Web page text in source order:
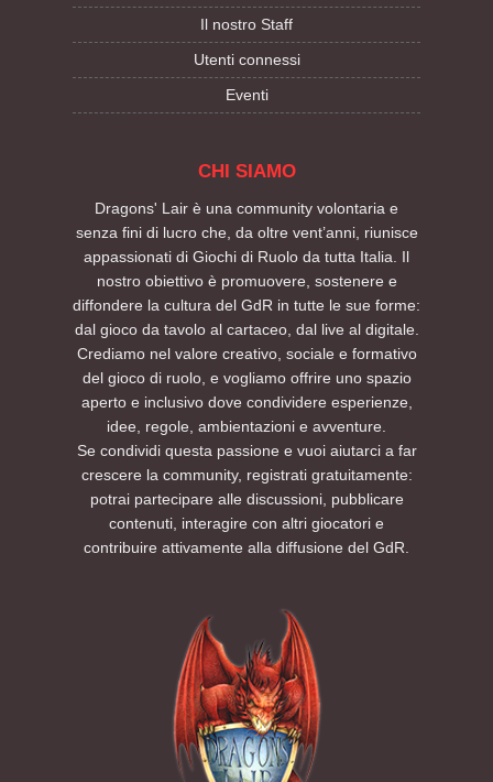
Il nostro Staff
Utenti connessi
Eventi
CHI SIAMO
Dragons' Lair è una community volontaria e
senza fini di lucro che, da oltre vent’anni, riunisce
appassionati di Giochi di Ruolo da tutta Italia. Il
nostro obiettivo è promuovere, sostenere e
diffondere la cultura del GdR in tutte le sue forme:
dal gioco da tavolo al cartaceo, dal live al digitale.
Crediamo nel valore creativo, sociale e formativo
del gioco di ruolo, e vogliamo offrire uno spazio
aperto e inclusivo dove condividere esperienze,
idee, regole, ambientazioni e avventure.
Se condividi questa passione e vuoi aiutarci a far
crescere la community, registrati gratuitamente:
potrai partecipare alle discussioni, pubblicare
contenuti, interagire con altri giocatori e
contribuire attivamente alla diffusione del GdR.